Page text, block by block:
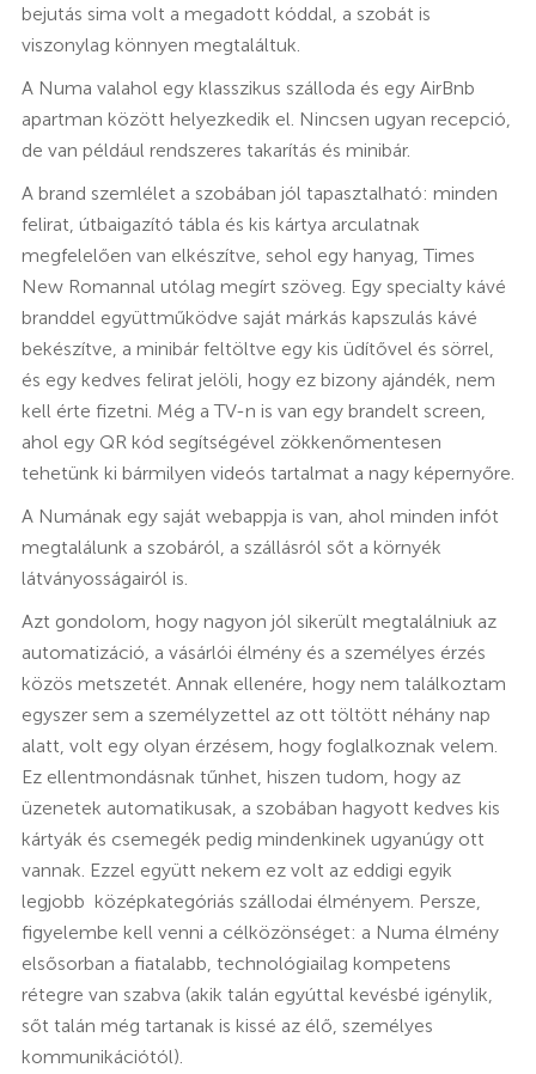
bejutás sima volt a megadott kóddal, a szobát is
viszonylag könnyen megtaláltuk.
A Numa valahol egy klasszikus szálloda és egy AirBnb
apartman között helyezkedik el. Nincsen ugyan recepció,
de van például rendszeres takarítás és minibár.
A brand szemlélet a szobában jól tapasztalható: minden
felirat, útbaigazító tábla és kis kártya arculatnak
megfelelően van elkészítve, sehol egy hanyag, Times
New Romannal utólag megírt szöveg. Egy specialty kávé
branddel együttműködve saját márkás kapszulás kávé
bekészítve, a minibár feltöltve egy kis üdítővel és sörrel,
és egy kedves felirat jelöli, hogy ez bizony ajándék, nem
kell érte fizetni. Még a TV-n is van egy brandelt screen,
ahol egy QR kód segítségével zökkenőmentesen
tehetünk ki bármilyen videós tartalmat a nagy képernyőre.
A Numának egy saját webappja is van, ahol minden infót
megtalálunk a szobáról, a szállásról sőt a környék
látványosságairól is.
Azt gondolom, hogy nagyon jól sikerült megtalálniuk az
automatizáció, a vásárlói élmény és a személyes érzés
közös metszetét. Annak ellenére, hogy nem találkoztam
egyszer sem a személyzettel az ott töltött néhány nap
alatt, volt egy olyan érzésem, hogy foglalkoznak velem.
Ez ellentmondásnak tűnhet, hiszen tudom, hogy az
üzenetek automatikusak, a szobában hagyott kedves kis
kártyák és csemegék pedig mindenkinek ugyanúgy ott
vannak. Ezzel együtt nekem ez volt az eddigi egyik
legjobb középkategóriás szállodai élményem. Persze,
figyelembe kell venni a célközönséget: a Numa élmény
elsősorban a fiatalabb, technológiailag kompetens
rétegre van szabva (akik talán egyúttal kevésbé igénylik,
sőt talán még tartanak is kissé az élő, személyes
kommunikációtól).